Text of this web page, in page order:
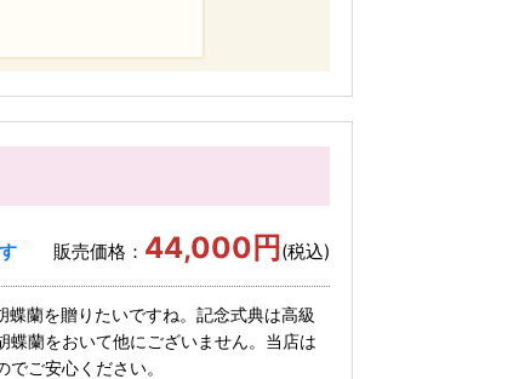
販売価格： 44,000円 (税込)
蘭を贈りたいですね。記念式典は高級
蘭をおいて他にございません。当店は
ご安心ください。